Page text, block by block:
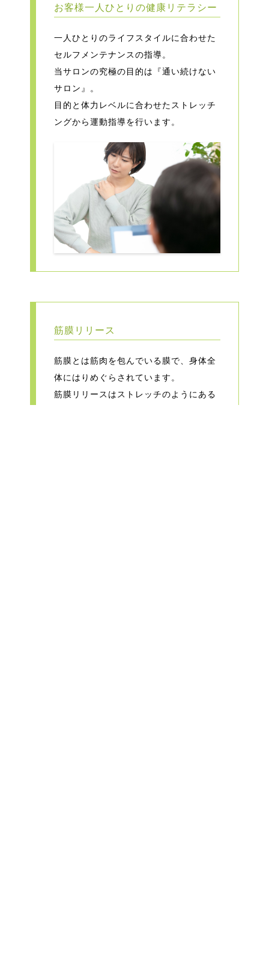
お客様一人ひとりの健康リテラシー
一人ひとりのライフスタイルに合わせた
セルフメンテナンスの指導。
当サロンの究極の目的は『通い続けない
サロン』。
目的と体力レベルに合わせたストレッチ
ングから運動指導を行います。
筋膜リリース
筋膜とは筋肉を包んでいる膜で、身体全
体にはりめぐらされています。
筋膜リリースはストレッチのようにある